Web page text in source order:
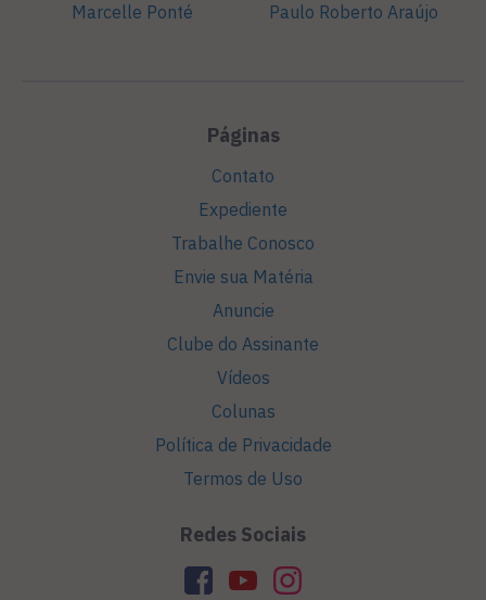
Marcelle Ponté
Paulo Roberto Araújo
Páginas
Contato
Expediente
Trabalhe Conosco
Envie sua Matéria
Anuncie
Clube do Assinante
Vídeos
Colunas
Política de Privacidade
Termos de Uso
Redes Sociais